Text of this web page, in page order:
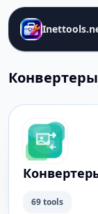
Конвертеры
69 tools